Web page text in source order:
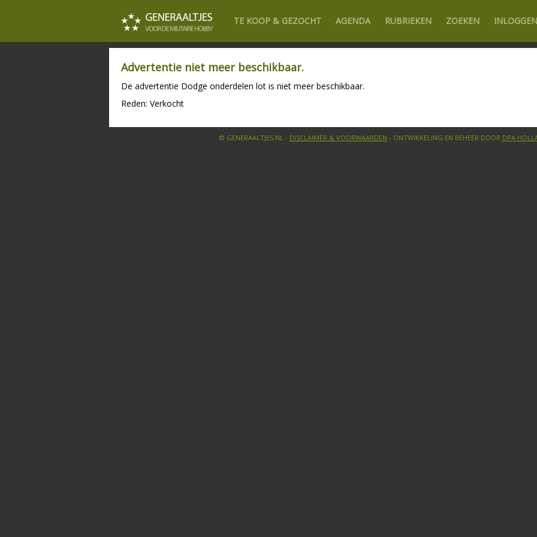
TE KOOP & GEZOCHT AGENDA RUBRIEKEN ZOEKEN INLOGGEN
Advertentie niet meer beschikbaar.
De advertentie Dodge onderdelen lot is niet meer beschikbaar.
Reden: Verkocht
© GENERAALTJES.NL - DISCLAIMER & VOORWAARDEN - ONTWIKKELING EN BEHEER DOOR DPA